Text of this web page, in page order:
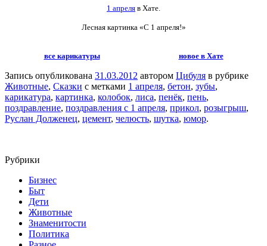
1 апреля в Хате.
Лесная картинка «С 1 апреля!»
все карикатуры новое в Хате
Запись опубликована 31.03.2012 автором Цибуля в рубрике
Животные, Сказки с метками 1 апреля, бетон, зубы,
карикатура, картинка, колобок, лиса, пенёк, пень,
поздравление, поздравления с 1 апреля, прикол, розыгрыш,
Руслан Долженец, цемент, челюсть, шутка, юмор.
Рубрики
Бизнес
Быт
Дети
Животные
Знаменитости
Политика